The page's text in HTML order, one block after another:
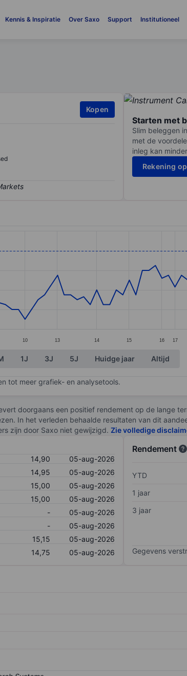
Kennis & Inspiratie Over Saxo Support Institutioneel
Kopen
Starten met
Slim beleggen
met de
inleg kan
Rekening
Data ranges from 14.25 to 15.18.
10 13 14 15 16 17
1J 3J 5J Huidge jaar Altijd
tot meer grafiek- en analysetools.
doorgaans een positief rendement op de lange
In het verleden behaalde resultaten van dit
zijn door Saxo niet gewijzigd. Zie volledige
14,90
05-aug-2026
14,95
05-aug-2026
15,00
05-aug-2026
15,00
05-aug-2026
-
05-aug-2026
-
05-aug-2026
15,15
05-aug-2026
14,75 05-aug-2026
Rendement
YTD
1 jaar
3 jaar
Gegevens